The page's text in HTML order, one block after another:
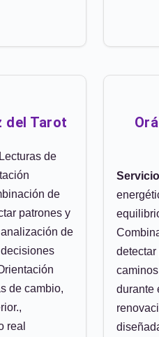
del Tarot
Lecturas de
de
patrones y
de
de cambio,
real
durante